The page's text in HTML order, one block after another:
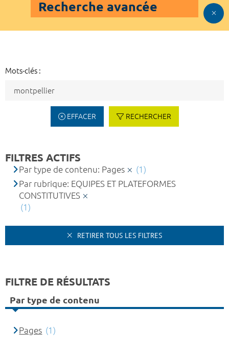
Recherche avancée
Mots-clés :
EFFACER RECHERCHER
FILTRES ACTIFS
Par type de contenu: Pages
(1)
Par rubrique: EQUIPES ET PLATEFORMES
CONSTITUTIVES
(1)
RETIRER TOUS LES FILTRES
FILTRE DE RÉSULTATS
Par type de contenu
Pages (1)